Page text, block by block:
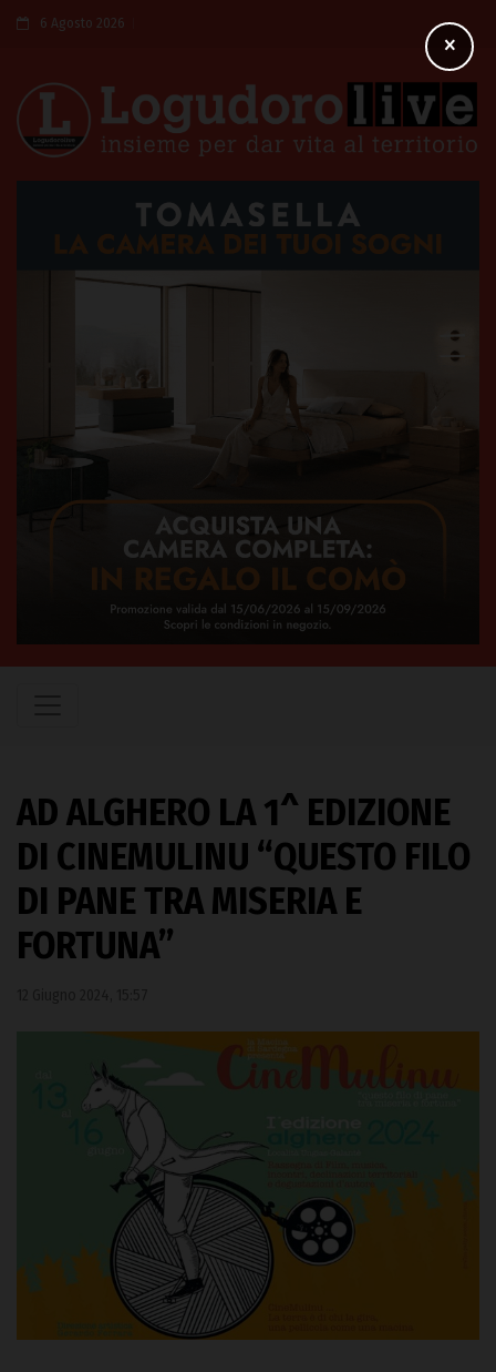
6 Agosto 2026
AD ALGHERO LA 1^ EDIZIONE
DI CINEMULINU “QUESTO FILO
DI PANE TRA MISERIA E
FORTUNA”
×